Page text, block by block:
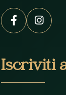
Iscriviti